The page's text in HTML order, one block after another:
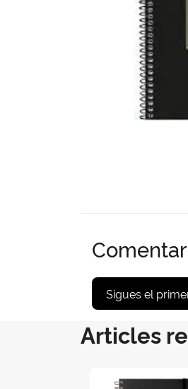
Sigues el
Articles